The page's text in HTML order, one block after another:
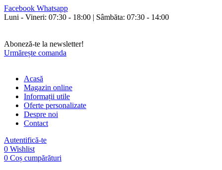
Facebook Whatsapp
Luni - Vineri: 07:30 - 18:00 | Sâmbăta: 07:30 - 14:00
Aboneză-te la newsletter!
Urmărește comanda
Acasă
Magazin online
Informații utile
Oferte personalizate
Despre noi
Contact
Autentifică-te
0 Wishlist
0 Coș cumpărături